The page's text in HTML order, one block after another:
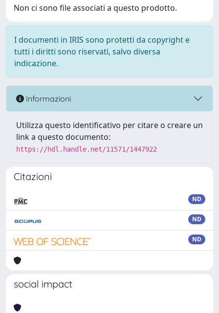
Non ci sono file associati a questo prodotto.
I documenti in IRIS sono protetti da copyright e
tutti i diritti sono riservati, salvo diversa
indicazione.
Informazioni
Utilizza questo identificativo per citare o creare un
link a questo documento:
https://hdl.handle.net/11571/1447922
Citazioni
ND
ND
ND
social impact